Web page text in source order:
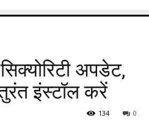
अपडेट,
इंस्टॉल करें
0
134